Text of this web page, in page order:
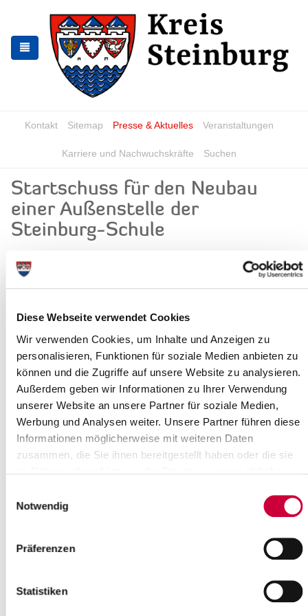
Diese Webseite verwendet Cookies
Wir verwenden Cookies, um Inhalte und Anzeigen zu
personalisieren, Funktionen für soziale Medien anbieten zu
können und die Zugriffe auf unsere Website zu analysieren.
Außerdem geben wir Informationen zu Ihrer Verwendung
unserer Website an unsere Partner für soziale Medien,
Werbung und Analysen weiter. Unsere Partner führen diese
Informationen möglicherweise mit weiteren Daten
zusammen, die Sie ihnen bereitgestellt haben oder die sie
Notwendig
Präferenzen
Statistiken
springen
springen
Kontakt Sitemap Presse & Aktuelles Veranstaltungen
Karriere und Nachwuchskräfte Suchen
Startschuss für den Neubau
einer Außenstelle der
Steinburg-Schule
Neubau Steinburg-Schule
Der Startschuss zum geplanten Neubau einer Außenstelle der
Steinburg-Schule am Juliengardeweg 13 in Itzehoe ist gefallen.
Die ersten Aktivitäten können schon in dieser Woche auf dem
Baugelände entdeckt werden. Nach dem langen
Um den geplanten Neubau, unter Berücksichtigung der
müssen umfangreiche Baumfällungen von rund 60 Bäumen und
der Abriss der ehemaligen Jugendherberge vorgenommen
derzeit sehr abschüssige Gelände später barrierefrei nutzen zu
können. Natürlich wird in diesem Zusammenhang auf